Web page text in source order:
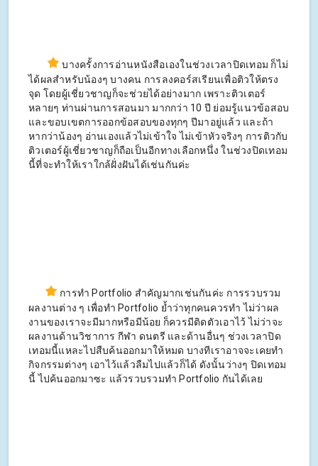
บางครั้งการอ่านหนังสือเองในช่วงเวลาปิดเทอม ก็ไม่
ได้ผลสำหรับน้องๆ บางคน การลงคอร์สเรียนเพื่อติวให้ตรง
จุด โดยผู้เชี่ยวชาญก็จะช่วยได้อย่างมาก เพราะติวเตอร์
หลายๆ ท่านผ่านการสอนมา มากกว่า 10 ปี ย่อมรู้แนวข้อสอบ
และขอบเขตการออกข้อสอบของทุกๆ ปีมาอยู่แล้ว และถ้า
หากว่าน้องๆ อ่านเองแล้วไม่เข้าใจ ไม่เข้าหัวจริงๆ การติวกับ
ติวเตอร์ผู้เชี่ยวชาญก็ถือเป็นอีกทางเลือกหนึ่ง ในช่วงปิดเทอม
นี้ที่จะทำให้เราใกล้ฝั่งฝันได้เช่นกันค่ะ
การทำ Portfolio สำคัญมากเช่นกันค่ะ การรวบรวม
ผลงานต่าง ๆ เพื่อทำ Portfolio ย้ำว่าทุกคนควรทำ ไม่ว่าผล
งานของเราจะมีมากหรือมีน้อย ก็ควรมีติดตัวเอาไว้ ไม่ว่าจะ
ผลงานด้านวิชาการ กีฬา ดนตรี และด้านอื่นๆ ช่วงเวลาปิด
เทอมนี้แหละไปสืบค้นออกมาให้หมด บางทีเราอาจจะเคยทำ
กิจกรรมต่างๆ เอาไว้แล้วลืมไปแล้วก็ได้ ดังนั้นว่างๆ ปิดเทอม
นี้ ไปค้นออกมาซะ แล้วรวบรวมทำ Portfolio กันได้เลย